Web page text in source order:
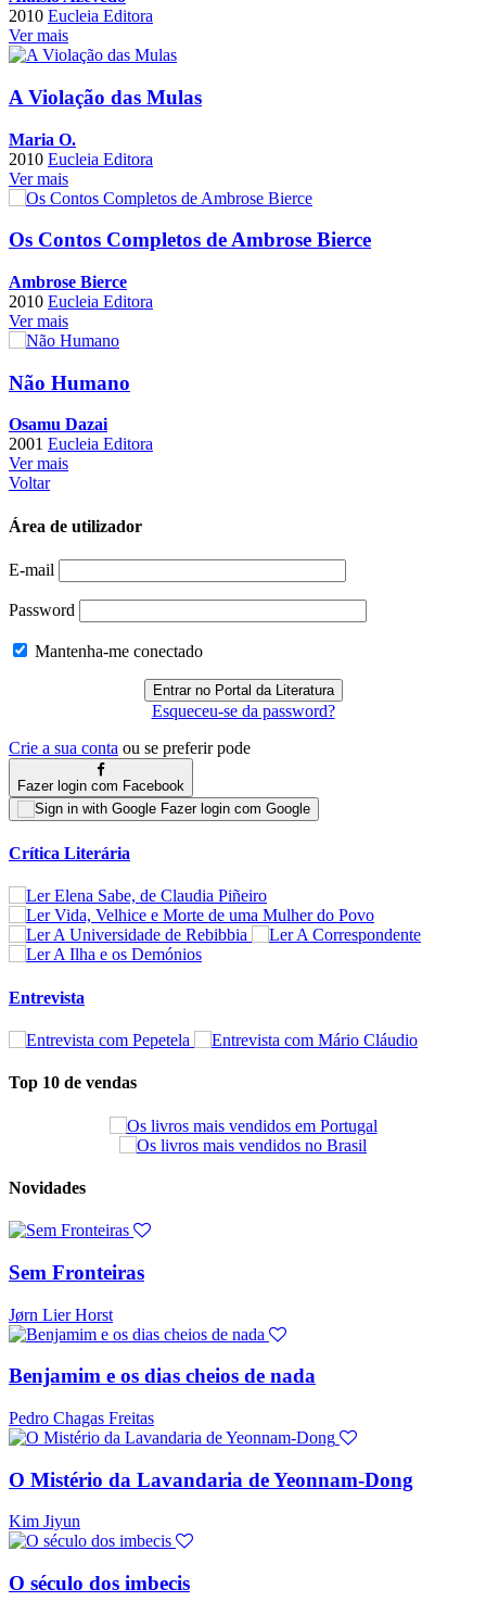
2010 Eucleia Editora
Ver mais
A Violação das Mulas
Maria O.
2010 Eucleia Editora
Ver mais
Os Contos Completos de Ambrose Bierce
Ambrose Bierce
2010 Eucleia Editora
Ver mais
Não Humano
Osamu Dazai
2001 Eucleia Editora
Ver mais
Voltar
Área de utilizador
E-mail
Password
Mantenha-me conectado
Esqueceu-se da password?
Crie a sua conta ou se preferir pode
Fazer login com Facebook
Fazer login com Google
Crítica Literária
Entrevista
Top 10 de vendas
Novidades
Sem Fronteiras
Jørn Lier Horst
Benjamim e os dias cheios de nada
Pedro Chagas Freitas
O Mistério da Lavandaria de Yeonnam-Dong
Kim Jiyun
O século dos imbecis